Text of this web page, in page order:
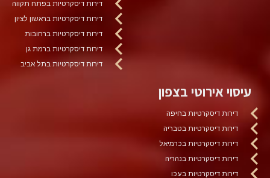
דירות דיסקרטיות בפתח תקווה
דירות דיסקרטיות בראשון לציון
דירות דיסקרטיות ברחובות
דירות דיסקרטיות ברמת גן
דירות דיסקרטיות בתל אביב
עיסוי אירוטי בצפון
דירות דיסקרטיות בחיפה
דירות דיסקרטיות בטבריה
דירות דיסקרטיות בכרמיאל
דירות דיסקרטיות בנהריה
דירות דיסקרטיות בעכו